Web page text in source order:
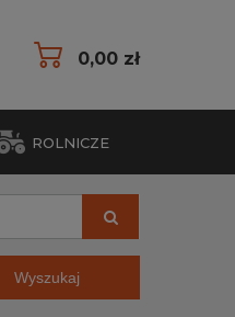
0,00 zł
ROLNICZE
Wyszukaj